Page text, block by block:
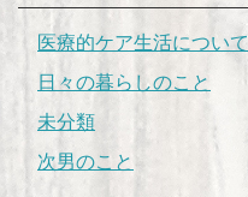
医療的ケア生活について
日々の暮らしのこと
未分類
次男のこと